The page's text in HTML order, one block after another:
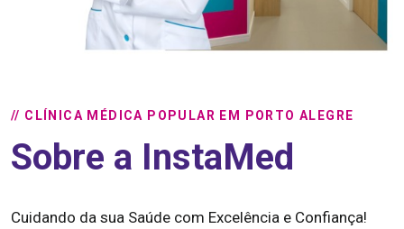
// CLÍNICA MÉDICA POPULAR EM PORTO ALEGRE
Sobre a InstaMed
Cuidando da sua Saúde com Excelência e Confiança!